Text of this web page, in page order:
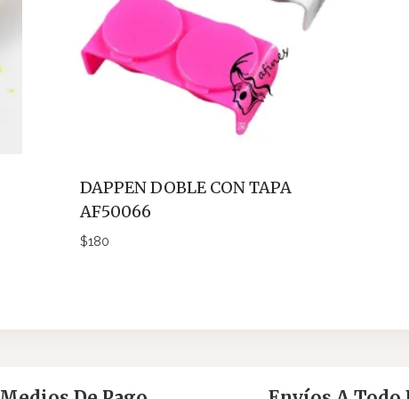
DAPPEN DOBLE CON TAPA
AF50066
$180